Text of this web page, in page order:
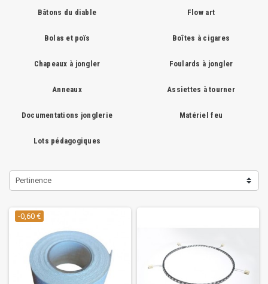
Bâtons du diable Flow art
Bolas et poïs Boîtes à cigares
Chapeaux à jongler Foulards à jongler
Anneaux Assiettes à tourner
Documentations jonglerie Matériel feu
Lots pédagogiques
Pertinence
-0,60 €